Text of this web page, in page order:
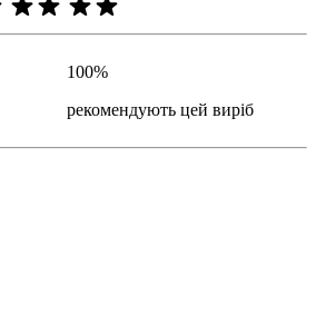
100%
рекомендують цей виріб